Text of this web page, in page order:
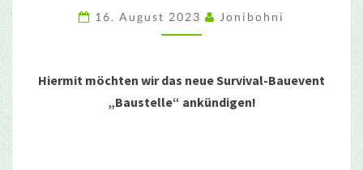
16. August 2023 Jonibohni
Hiermit möchten wir das neue Survival-Bauevent
„Baustelle“ ankündigen!